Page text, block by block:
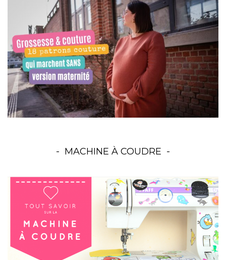
MACHINE À COUDRE